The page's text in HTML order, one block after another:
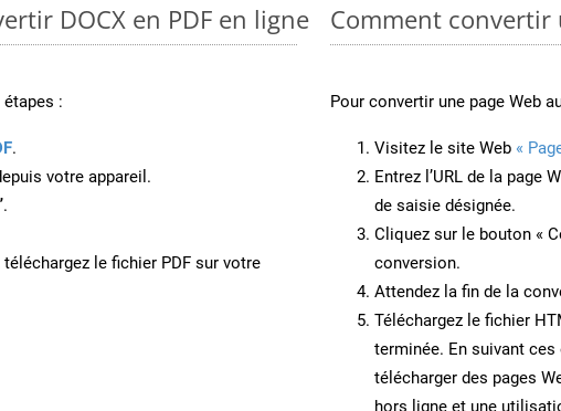
DOCX en PDF en ligne
:
.
votre appareil.
.
le fichier PDF sur votre
Comment convertir
Pour convertir une page Web
Visitez le site Web «
Entrez l’URL de la page
de saisie désignée.
Cliquez sur le bouton «
conversion.
Attendez la fin de la
Téléchargez le fichier
terminée. En suivant
télécharger des pages
hors ligne et une